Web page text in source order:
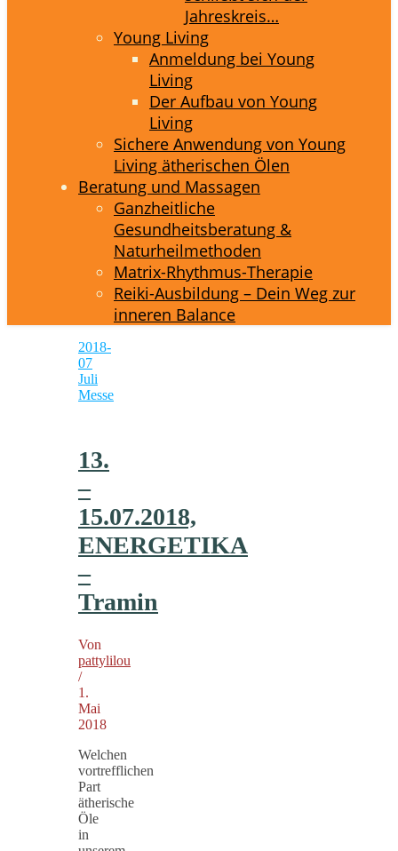
Jahreskreis…
Young Living
Anmeldung bei Young
Living
Der Aufbau von Young
Living
Sichere Anwendung von Young
Living ätherischen Ölen
Beratung und Massagen
Ganzheitliche
Gesundheitsberatung &
Naturheilmethoden
Matrix-Rhythmus-Therapie
Reiki-Ausbildung – Dein Weg zur
inneren Balance
2018-
07
Juli
Messe
13.
–
15.07.2018,
ENERGETIKA
–
Tramin
Von
pattylilou
/
1.
Mai
2018
Welchen
vortrefflichen
Part
ätherische
Öle
in